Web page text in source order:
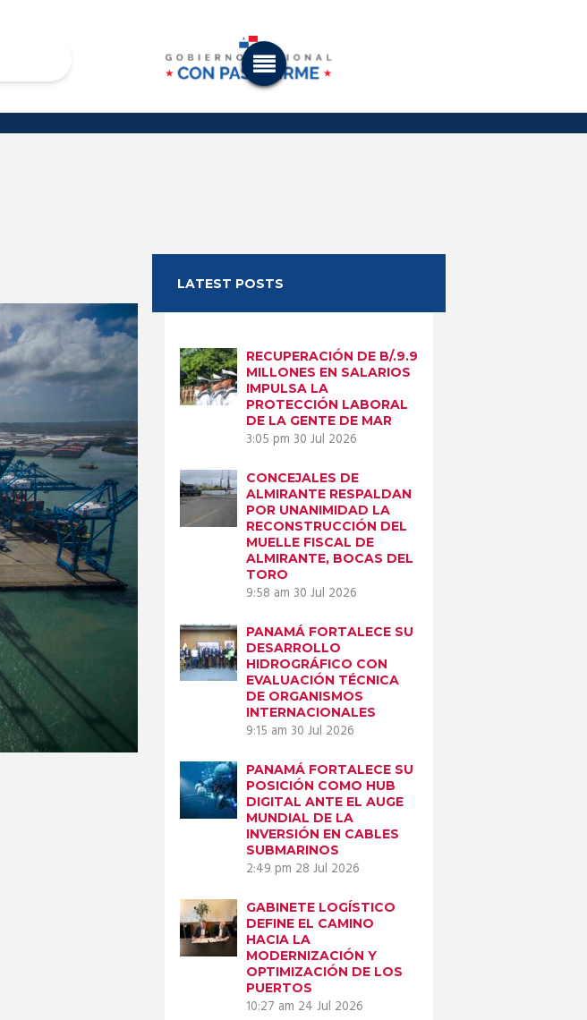
Next item
Páginas...
LATEST POSTS
RECUPERACIÓN DE B/.9.9
MILLONES EN SALARIOS
IMPULSA LA
PROTECCIÓN LABORAL
DE LA GENTE DE MAR
3:05 pm 30 Jul 2026
CONCEJALES DE
ALMIRANTE RESPALDAN
POR UNANIMIDAD LA
RECONSTRUCCIÓN DEL
MUELLE FISCAL DE
ALMIRANTE, BOCAS DEL
TORO
9:58 am 30 Jul 2026
PANAMÁ FORTALECE SU
DESARROLLO
HIDROGRÁFICO CON
EVALUACIÓN TÉCNICA
DE ORGANISMOS
INTERNACIONALES
9:15 am 30 Jul 2026
PANAMÁ FORTALECE SU
POSICIÓN COMO HUB
DIGITAL ANTE EL AUGE
MUNDIAL DE LA
INVERSIÓN EN CABLES
SUBMARINOS
2:49 pm 28 Jul 2026
GABINETE LOGÍSTICO
DEFINE EL CAMINO
HACIA LA
MODERNIZACIÓN Y
OPTIMIZACIÓN DE LOS
PUERTOS
10:27 am 24 Jul 2026